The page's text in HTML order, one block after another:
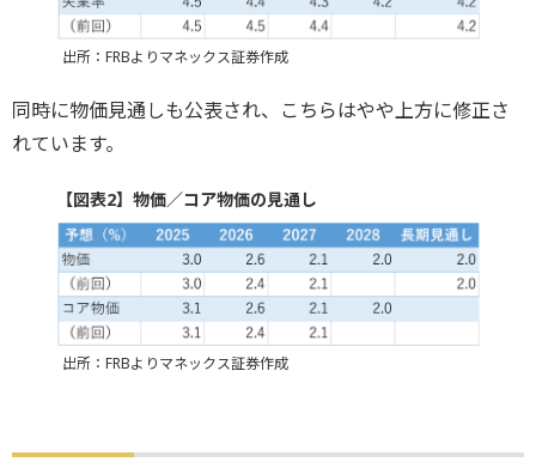
出所：FRBよりマネックス証券作成
同時に物価見通しも公表され、こちらはやや上方に修正さ
れています。
【図表2】物価／コア物価の見通し
出所：FRBよりマネックス証券作成